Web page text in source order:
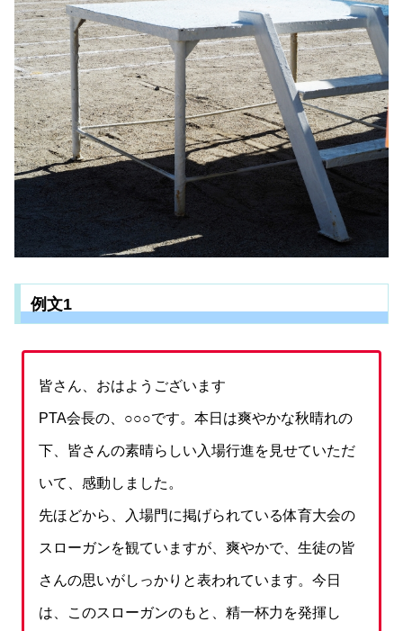
例文1
皆さん、おはようございます
PTA会長の、○○○です。本日は爽やかな秋晴れの
下、皆さんの素晴らしい入場行進を見せていただ
いて、感動しました。
先ほどから、入場門に掲げられている体育大会の
スローガンを観ていますが、爽やかで、生徒の皆
さんの思いがしっかりと表われています。今日
は、このスローガンのもと、精一杯力を発揮し